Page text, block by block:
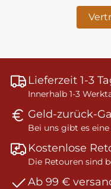
Lieferzeit 1-3
Innerhalb 1-3
Geld-zurück-
Bei uns gibt es
Kostenlose
Die Retouren sind
Ab 99 €